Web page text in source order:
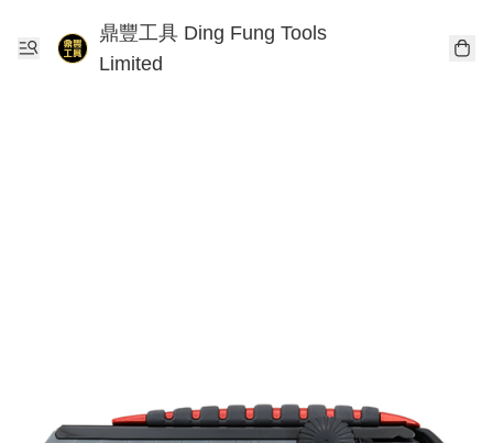
鼎豐工具 Ding Fung Tools
Limited